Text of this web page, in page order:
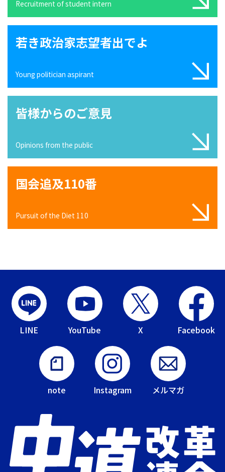
Recruitment of student intern
若き政治家志望者出でよ
Young politician aspirant
皆様からのご意見
Opinions from the public
国会追及110番
Pursuit of the Diet 110
LINE YouTube X Facebook
note Instagram メルマガ